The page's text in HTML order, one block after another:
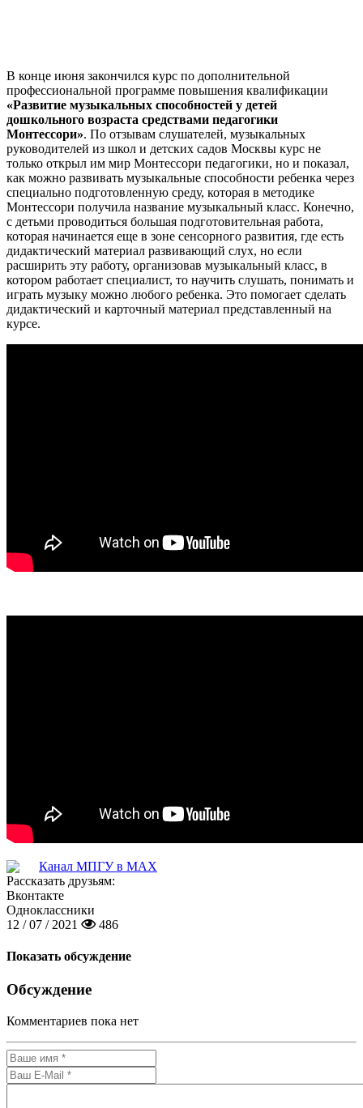
В конце июня закончился курс по дополнительной
профессиональной программе повышения квалификации
«Развитие музыкальных способностей у детей
дошкольного возраста средствами педагогики
Монтессори». По отзывам слушателей, музыкальных
руководителей из школ и детских садов Москвы курс не
только открыл им мир Монтессори педагогики, но и показал,
как можно развивать музыкальные способности ребенка через
специально подготовленную среду, которая в методике
Монтессори получила название музыкальный класс. Конечно,
с детьми проводиться большая подготовительная работа,
которая начинается еще в зоне сенсорного развития, где есть
дидактический материал развивающий слух, но если
расширить эту работу, организовав музыкальный класс, в
котором работает специалист, то научить слушать, понимать и
играть музыку можно любого ребенка. Это помогает сделать
дидактический и карточный материал представленный на
курсе.
Канал МПГУ в MAX
Рассказать друзьям:
Вконтакте
Одноклассники
12 / 07 / 2021
486
Показать обсуждение
Обсуждение
Комментариев пока нет